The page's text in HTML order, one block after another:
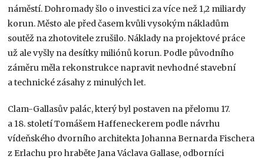
náměstí. Dohromady šlo o investici za více než 1,2 miliardy
korun. Město ale před časem kvůli vysokým nákladům
soutěž na zhotovitele zrušilo. Náklady na projektové práce
už ale vyšly na desítky miliónů korun. Podle původního
záměru měla rekonstrukce napravit nevhodné stavební
a technické zásahy z minulých let.
Clam-Gallasův palác, který byl postaven na přelomu 17.
a 18. století Tomášem Haffeneckerem podle návrhu
vídeňského dvorního architekta Johanna Bernarda Fischera
z Erlachu pro hraběte Jana Václava Gallase, odborníci